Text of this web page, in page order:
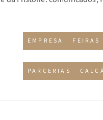
EMPRESA FEIRAS
PARCERIAS